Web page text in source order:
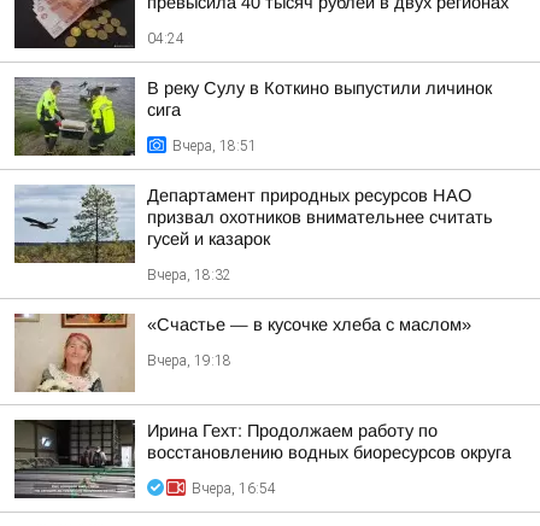
04:24
В реку Сулу в Коткино выпустили личинок
сига
Вчера, 18:51
Департамент природных ресурсов НАО
призвал охотников внимательнее считать
гусей и казарок
Вчера, 18:32
«Счастье — в кусочке хлеба с маслом»
Вчера, 19:18
Ирина Гехт: Продолжаем работу по
восстановлению водных биоресурсов округа
Вчера, 16:54